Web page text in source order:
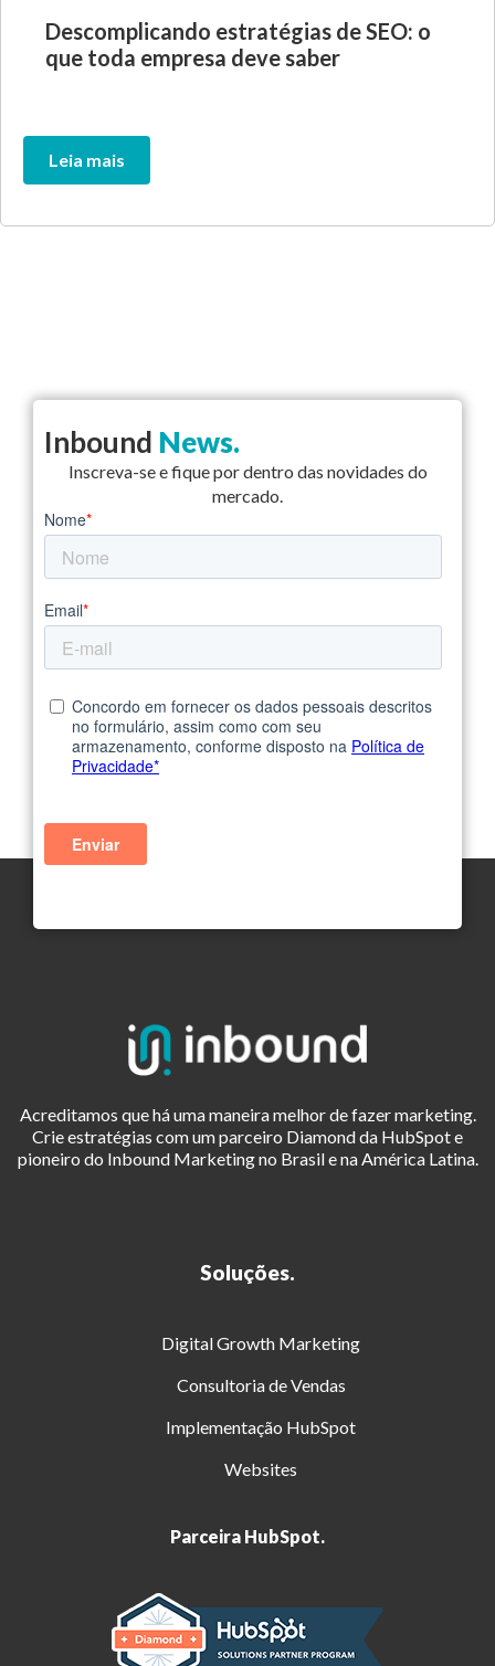
Descomplicando estratégias de SEO: o
que toda empresa deve saber
Leia mais
Inbound News.
Inscreva-se e fique por dentro das novidades do
mercado.
Acreditamos que há uma maneira melhor de fazer marketing.
Crie estratégias com um parceiro Diamond da HubSpot e
pioneiro do Inbound Marketing no Brasil e na América Latina.
Soluções.
Digital Growth Marketing
Consultoria de Vendas
Implementação HubSpot
Websites
Parceira HubSpot.